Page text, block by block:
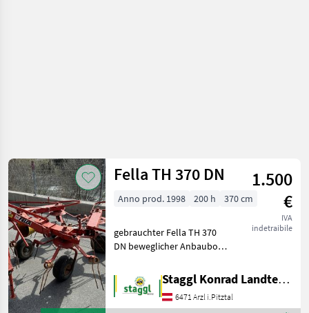
Fella TH 370 DN
1.500
€
IVA
indetraibile
Anno prod. 1998 200 h 370 cm
gebrauchter Fella TH 370
DN beweglicher Anbaubock
informieren Sie sich vor der
Besichtigung, ob die
Maschine bei uns am
Staggl Konrad Landtechnik Oberland
6471 Arzl i.Pitztal